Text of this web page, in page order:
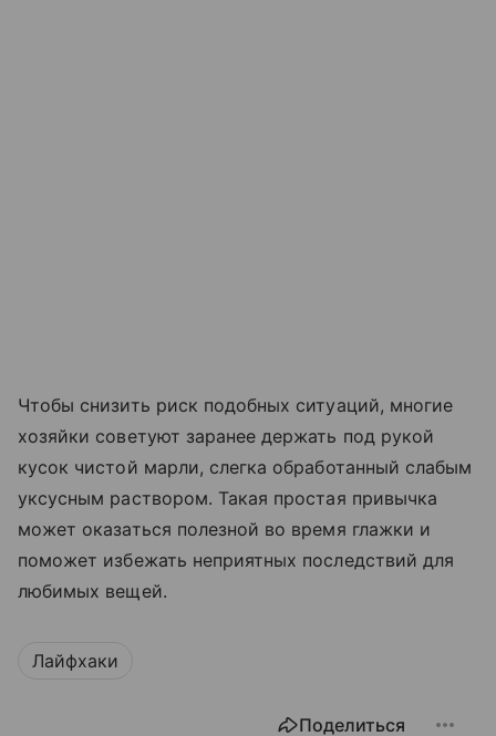
Чтобы снизить риск подобных ситуаций, многие
хозяйки советуют заранее держать под рукой
кусок чистой марли, слегка обработанный слабым
уксусным раствором. Такая простая привычка
может оказаться полезной во время глажки и
поможет избежать неприятных последствий для
любимых вещей.
Лайфхаки
Поделиться